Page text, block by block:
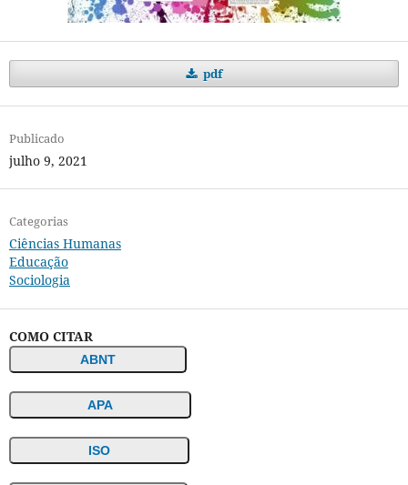
pdf
Publicado
julho 9, 2021
Categorias
Ciências Humanas
Educação
Sociologia
COMO CITAR
ABNT
APA
ISO